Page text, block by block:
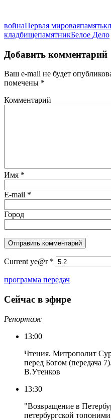
войнаПервая мироваяпамять
кладбищепамятникБелое Дело
Добавить комментарий
Ваш e-mail не будет
помечены *
Комментарий
Имя *
E-mail *
Город
Current ye@r *
программа передач
Сейчас в эфире
Репортаж
13:00
Чтения. Митрополит
перед Богом (передача
В.Утенков
13:30
"Возвращение в
петербургской